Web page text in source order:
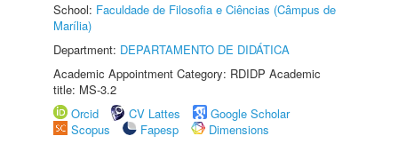
School: Faculdade de Filosofia e Ciências (Câmpus de
Marília)
Department: DEPARTAMENTO DE DIDÁTICA
Academic Appointment Category: RDIDP Academic
title: MS-3.2
Orcid
CV Lattes
Google Scholar
Scopus
Fapesp
Dimensions